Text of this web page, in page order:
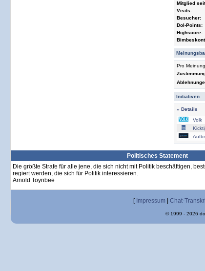
Mitglied
Visits:
Besucher:
Dol-Points:
Highscore:
Pro
Initiativen
» Details
Volk
Politisches Statement
Die größte Strafe für alle jene, die sich nicht mit Politik beschäftigen,
regiert werden, die sich für Politik interessieren.
Arnold Toynbee
[ Impressum Chat-
© 1999 - 2026